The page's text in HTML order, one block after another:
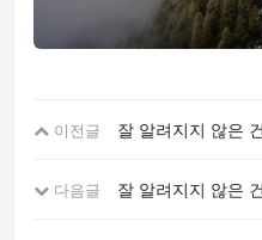
이전글 잘 알려지지 않은
다음글 잘 알려지지 않은